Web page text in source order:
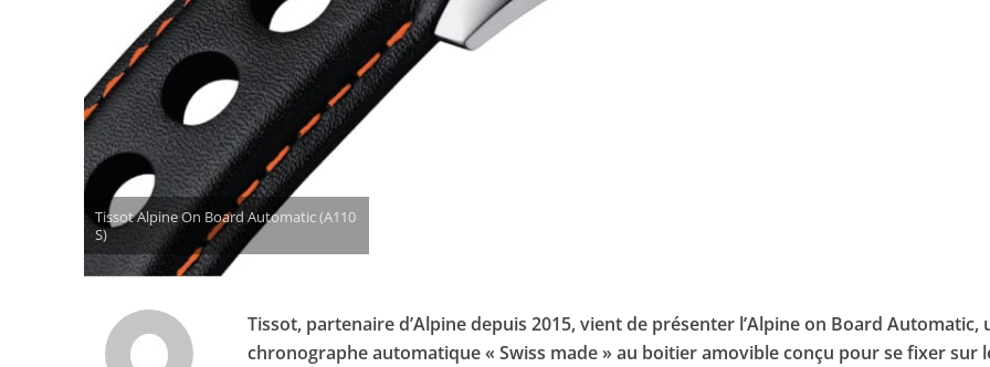
Tissot Alpine On Board Automatic (A110
S)
Tissot, partenaire d’Alpine depuis 2015, vient de présenter l’Alpine on Board Automatic,
chronographe automatique « Swiss made » au boitier amovible conçu pour se fixer sur